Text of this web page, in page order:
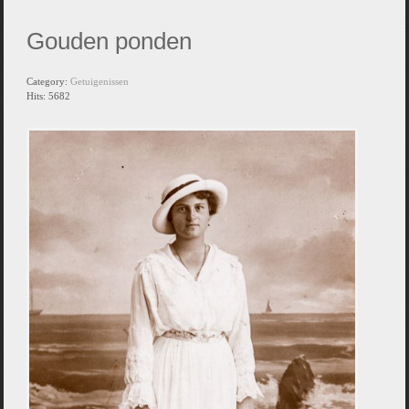
Gouden ponden
Category:Getuigenissen
Hits: 5682